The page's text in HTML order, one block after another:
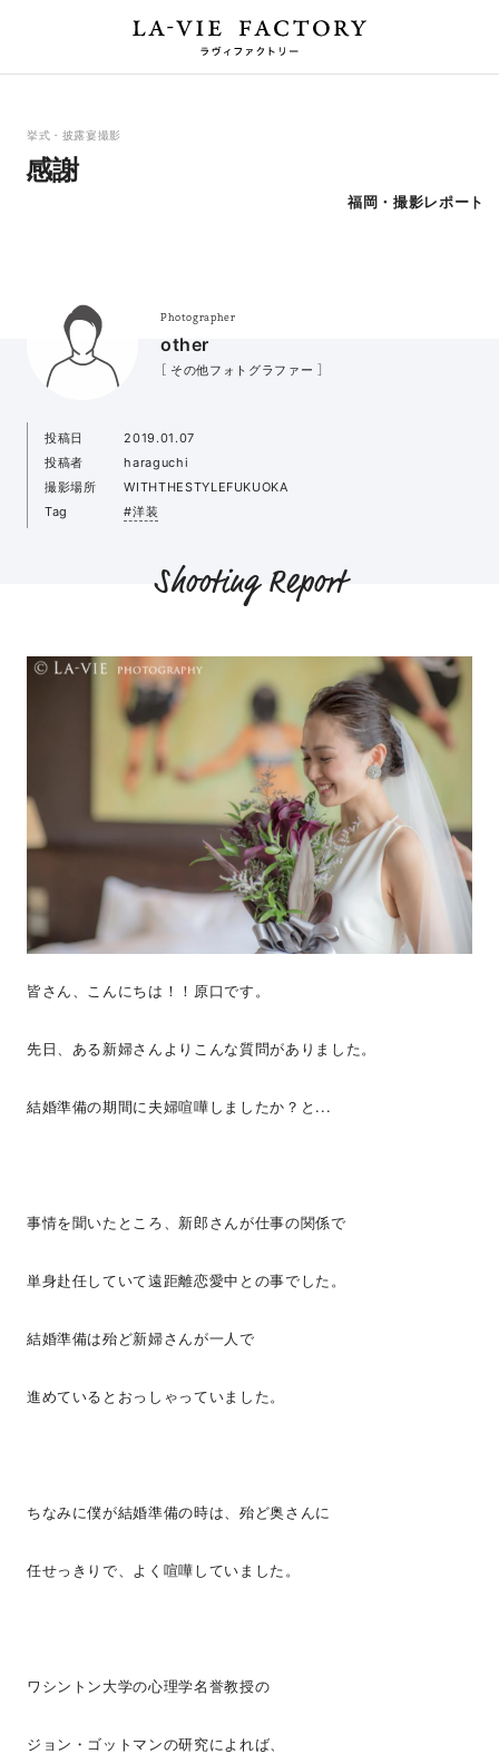
挙式・披露宴撮影
感謝
福岡・撮影レポート
Photographer
other
［ その他フォトグラファー ］
投稿日
2019.01.07
投稿者
haraguchi
撮影場所
WITHTHESTYLEFUKUOKA
Tag
#洋装
Shooting Report
皆さん、こんにちは！！原口です。
先日、ある新婦さんよりこんな質問がありました。
結婚準備の期間に夫婦喧嘩しましたか？と...
事情を聞いたところ、新郎さんが仕事の関係で
単身赴任していて遠距離恋愛中との事でした。
結婚準備は殆ど新婦さんが一人で
進めているとおっしゃっていました。
ちなみに僕が結婚準備の時は、殆ど奥さんに
任せっきりで、よく喧嘩していました。
ワシントン大学の心理学名誉教授の
ジョン・ゴットマンの研究によれば、